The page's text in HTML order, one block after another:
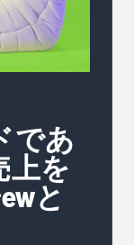
であ
上を
と